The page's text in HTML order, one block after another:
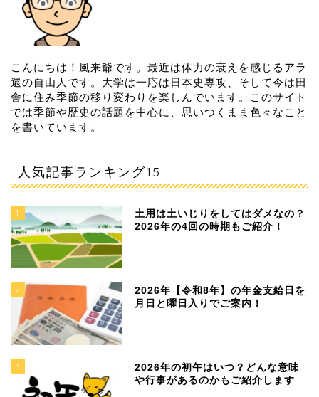
こんにちは！風来爺です。最近は体力の衰えを感じるアラ
還の自由人です。大学は一応は日本史専攻、そして今は田
舎に住み季節の移り変わりを楽しんでいます。このサイト
では季節や歴史の話題を中心に、思いつくまま色々なこと
を書いています。
人気記事ランキング15
1
土用は土いじりをしてはダメなの？
2026年の4回の時期もご紹介！
2
2026年【令和8年】の年金支給日を
月日と曜日入りでご案内！
3
2026年の初午はいつ？どんな意味
や行事があるのかもご紹介します